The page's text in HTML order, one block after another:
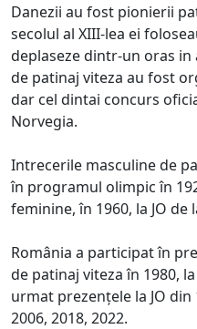
Danezii au fost pionierii
secolul al XIII-lea ei
deplaseze dintr-un oras
de patinaj viteza au fost
dar cel dintai concurs
Norvegia.
Intrecerile masculine de
în programul olimpic în
feminine, în 1960, la JO de
România a participat în
de patinaj viteza în 1980,
urmat prezențele la JO din
2006, 2018, 2022.